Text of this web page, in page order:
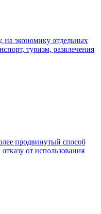
на экономику отдельных
туризм, развлечения
продвинутый способ
от использования